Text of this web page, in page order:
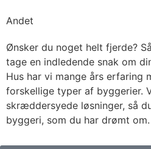
Andet
Ønsker du noget helt fjerde?
tage en indledende snak om
Hus har vi mange års erfaring
forskellige typer af byggerier.
skræddersyede løsninger, så
byggeri, som du har drømt om.